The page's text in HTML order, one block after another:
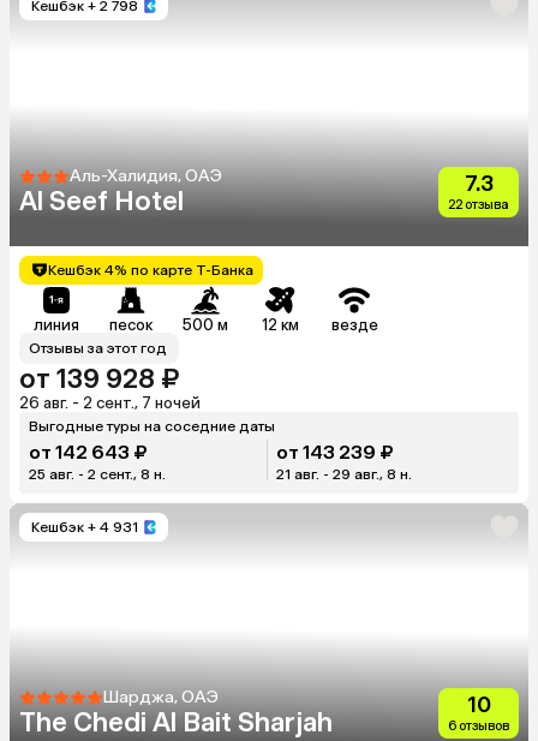
Кешбэк + 2 798
Аль-Халидия, ОАЭ
Al Seef Hotel
7.3
22 отзыва
Кешбэк 4% по карте Т-Банка
линия песок 500 м 12 км везде
Отзывы за этот год
от 139 928 ₽
26 авг. - 2 сент., 7 ночей
Выгодные туры на соседние даты
от 142 643 ₽
25 авг. - 2 сент., 8 н.
от 143 239 ₽
21 авг. - 29 авг., 8 н.
Кешбэк + 4 931
Шарджа, ОАЭ
The Chedi Al Bait Sharjah
10
6 отзывов